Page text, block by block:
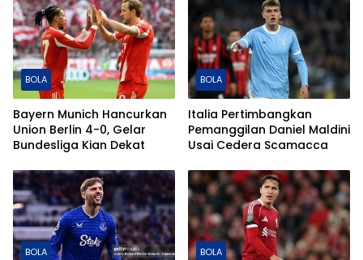
BOLA
Bayern Munich Hancurkan
Union Berlin 4-0, Gelar
Bundesliga Kian Dekat
BOLA
Italia Pertimbangkan
Pemanggilan Daniel Maldini
Usai Cedera Scamacca
BOLA BOLA